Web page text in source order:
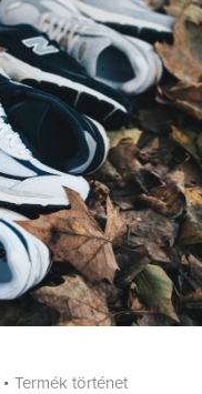
Categories
Termék történet